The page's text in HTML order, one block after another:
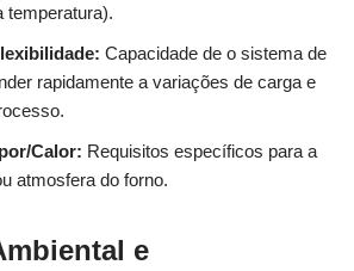
temperatura).
Capacidade de o sistema de
rapidamente a variações de carga e
Calor: Requisitos específicos para a
atmosfera do forno.
e